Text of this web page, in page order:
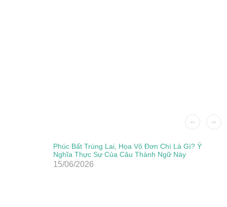
Phúc Bất Trùng Lai, Họa Vô Đơn Chí Là Gì? Ý
Nghĩa Thực Sự Của Câu Thành Ngữ Này
15/06/2026